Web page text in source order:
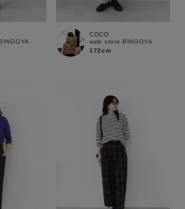
COCO
web store BINGOYA
172cm